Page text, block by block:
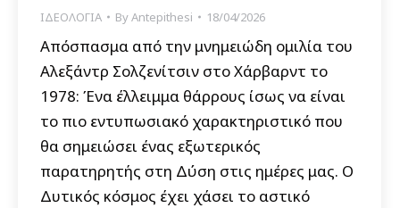
ΙΔΕΟΛΟΓΙΑ ByAntepithesi 18/04/2026
Απόσπασμα από την μνημειώδη ομιλία του
Αλεξάντρ Σολζενίτσιν στο Χάρβαρντ το
1978: Ένα έλλειμμα θάρρους ίσως να είναι
το πιο εντυπωσιακό χαρακτηριστικό που
θα σημειώσει ένας εξωτερικός
παρατηρητής στη Δύση στις ημέρες μας. Ο
Δυτικός κόσμος έχει χάσει το αστικό